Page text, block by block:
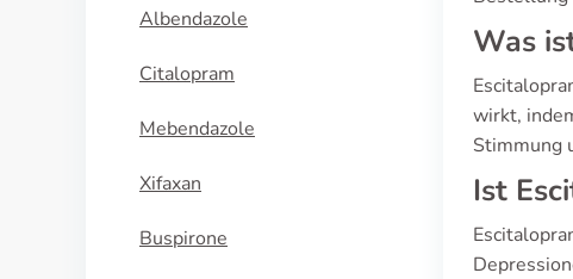
Albendazole
Citalopram
Mebendazole
Xifaxan
Buspirone
Was
wirkt,
Stimmung
Ist